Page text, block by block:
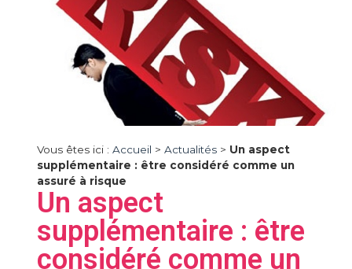
Vous êtes ici : Accueil > Actualités> Un aspect
supplémentaire : être considéré comme un
assuré à risque
Un aspect
supplémentaire : être
considéré comme un